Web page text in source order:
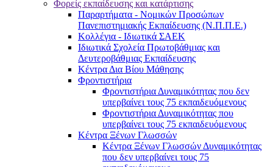
Φορείς εκπαίδευσης και κατάρτισης
Παραρτήματα - Νομικών Προσώπων
Πανεπιστημιακής Εκπαίδευσης (Ν.Π.Π.Ε.)
Κολλέγια - Ιδιωτικά ΣΑΕΚ
Ιδιωτικά Σχολεία Πρωτοβάθμιας και
Δευτεροβάθμιας Εκπαίδευσης
Κέντρα Δια Βίου Μάθησης
Φροντιστήρια
Φροντιστήρια Δυναμικότητας που δεν
υπερβαίνει τους 75 εκπαιδευόμενους
Φροντιστήρια Δυναμικότητας που
υπερβαίνει τους 75 εκπαιδευόμενους
Κέντρα Ξένων Γλωσσών
Kέντρα Ξένων Γλωσσών Δυναμικότητας
που δεν υπερβαίνει τους 75